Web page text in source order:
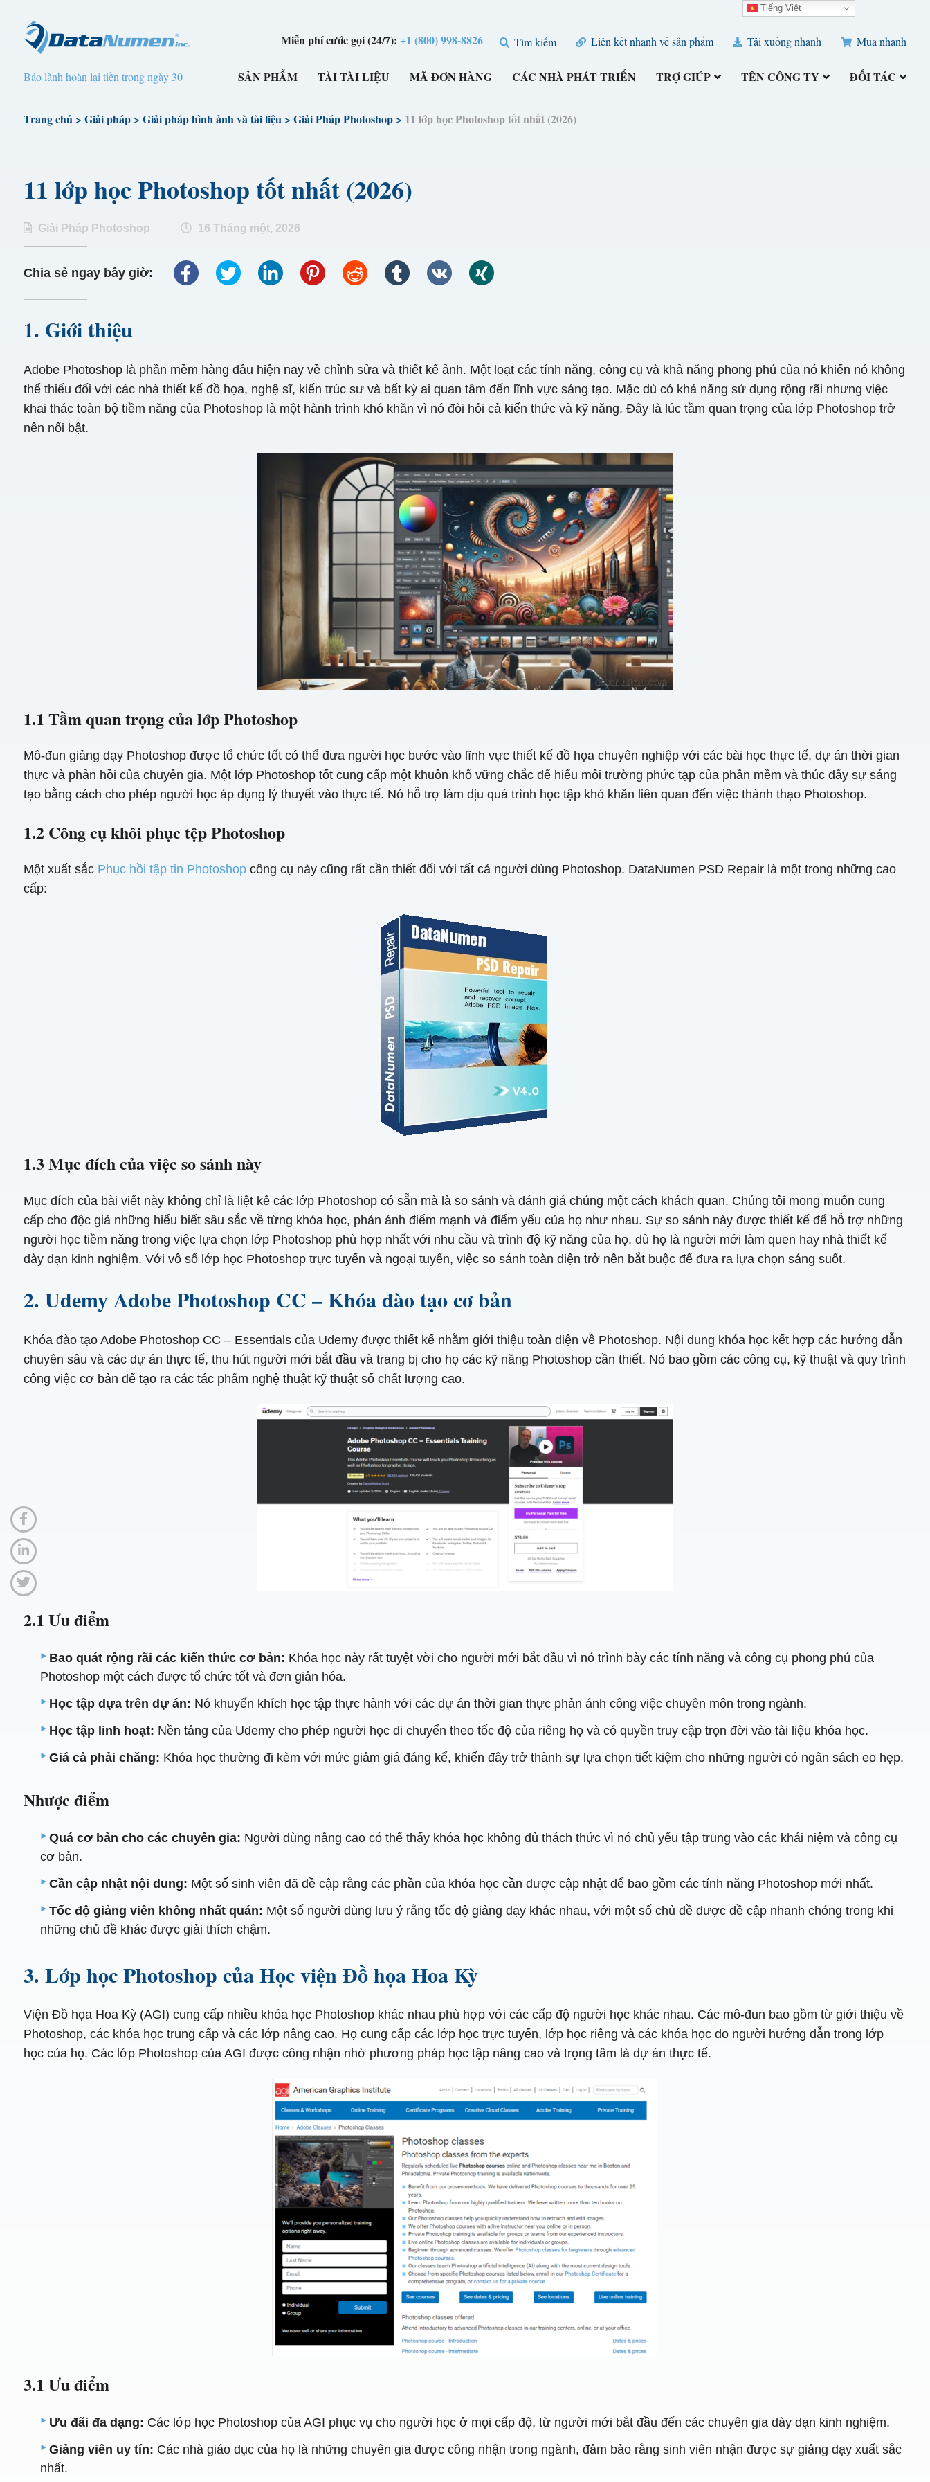
Miễn phí cước gọi (24/7):+1 (800) 998-8826 Tìm kiếm Liên kết nhanh về sản phẩm Tải xuống nhanh Mua nhanh
Bảo lãnh hoàn lại tiền trong ngày 30 SẢN PHẨM TẢI TÀI LIỆU MÃ ĐƠN HÀNG CÁC NHÀ PHÁT TRIỂN TRỢ GIÚP TÊN CÔNG TY ĐỐI TÁC
Trang chủ> Giải pháp> Giải pháp hình ảnh và tài liệu> Giải Pháp Photoshop> 11 lớp học Photoshop tốt nhất (2026)
11 lớp học Photoshop tốt nhất (2026)
Giải Pháp Photoshop 16 Tháng một, 2026
Chia sẻ ngay bây giờ:
1. Giới thiệu
Adobe Photoshop là phần mềm hàng đầu hiện nay về chỉnh sửa và thiết kế ảnh. Một loạt các tính năng, công cụ và khả năng phong phú của nó khiến nó không
thể thiếu đối với các nhà thiết kế đồ họa, nghệ sĩ, kiến ​​trúc sư và bất kỳ ai quan tâm đến lĩnh vực sáng tạo. Mặc dù có khả năng sử dụng rộng rãi nhưng việc
khai thác toàn bộ tiềm năng của Photoshop là một hành trình khó khăn vì nó đòi hỏi cả kiến ​​thức và kỹ năng. Đây là lúc tầm quan trọng của lớp Photoshop trở
nên nổi bật.
1.1 Tầm quan trọng của lớp Photoshop
Mô-đun giảng dạy Photoshop được tổ chức tốt có thể đưa người học bước vào lĩnh vực thiết kế đồ họa chuyên nghiệp với các bài học thực tế, dự án thời gian
thực và phản hồi của chuyên gia. Một lớp Photoshop tốt cung cấp một khuôn khổ vững chắc để hiểu môi trường phức tạp của phần mềm và thúc đẩy sự sáng
tạo bằng cách cho phép người học áp dụng lý thuyết vào thực tế. Nó hỗ trợ làm dịu quá trình học tập khó khăn liên quan đến việc thành thạo Photoshop.
1.2 Công cụ khôi phục tệp Photoshop
Một xuất sắc Phục hồi tập tin Photoshopcông cụ này cũng rất cần thiết đối với tất cả người dùng Photoshop. DataNumen PSD Repair là một trong những cao
cấp:
1.3 Mục đích của việc so sánh này
Mục đích của bài viết này không chỉ là liệt kê các lớp Photoshop có sẵn mà là so sánh và đánh giá chúng một cách khách quan. Chúng tôi mong muốn cung
cấp cho độc giả những hiểu biết sâu sắc về từng khóa học, phản ánh điểm mạnh và điểm yếu của họ như nhau. Sự so sánh này được thiết kế để hỗ trợ những
người học tiềm năng trong việc lựa chọn lớp Photoshop phù hợp nhất với nhu cầu và trình độ kỹ năng của họ, dù họ là người mới làm quen hay nhà thiết kế
dày dạn kinh nghiệm. Với vô số lớp học Photoshop trực tuyến và ngoại tuyến, việc so sánh toàn diện trở nên bắt buộc để đưa ra lựa chọn sáng suốt.
2. Udemy Adobe Photoshop CC – Khóa đào tạo cơ bản
Khóa đào tạo Adobe Photoshop CC – Essentials của Udemy được thiết kế nhằm giới thiệu toàn diện về Photoshop. Nội dung khóa học kết hợp các hướng dẫn
chuyên sâu và các dự án thực tế, thu hút người mới bắt đầu và trang bị cho họ các kỹ năng Photoshop cần thiết. Nó bao gồm các công cụ, kỹ thuật và quy trình
công việc cơ bản để tạo ra các tác phẩm nghệ thuật kỹ thuật số chất lượng cao.
2.1 Ưu điểm
Bao quát rộng rãi các kiến ​​thức cơ bản: Khóa học này rất tuyệt vời cho người mới bắt đầu vì nó trình bày các tính năng và công cụ phong phú của
Photoshop một cách được tổ chức tốt và đơn giản hóa.
Học tập dựa trên dự án: Nó khuyến khích học tập thực hành với các dự án thời gian thực phản ánh công việc chuyên môn trong ngành.
Học tập linh hoạt: Nền tảng của Udemy cho phép người học di chuyển theo tốc độ của riêng họ và có quyền truy cập trọn đời vào tài liệu khóa học.
Giá cả phải chăng: Khóa học thường đi kèm với mức giảm giá đáng kể, khiến đây trở thành sự lựa chọn tiết kiệm cho những người có ngân sách eo hẹp.
Nhược điểm
Quá cơ bản cho các chuyên gia: Người dùng nâng cao có thể thấy khóa học không đủ thách thức vì nó chủ yếu tập trung vào các khái niệm và công cụ
cơ bản.
Cần cập nhật nội dung: Một số sinh viên đã đề cập rằng các phần của khóa học cần được cập nhật để bao gồm các tính năng Photoshop mới nhất.
Tốc độ giảng viên không nhất quán: Một số người dùng lưu ý rằng tốc độ giảng dạy khác nhau, với một số chủ đề được đề cập nhanh chóng trong khi
những chủ đề khác được giải thích chậm.
3. Lớp học Photoshop của Học viện Đồ họa Hoa Kỳ
Viện Đồ họa Hoa Kỳ (AGI) cung cấp nhiều khóa học Photoshop khác nhau phù hợp với các cấp độ người học khác nhau. Các mô-đun bao gồm từ giới thiệu về
Photoshop, các khóa học trung cấp và các lớp nâng cao. Họ cung cấp các lớp học trực tuyến, lớp học riêng và các khóa học do người hướng dẫn trong lớp
học của họ. Các lớp Photoshop của AGI được công nhận nhờ phương pháp học tập nâng cao và trọng tâm là dự án thực tế.
3.1 Ưu điểm
Ưu đãi đa dạng: Các lớp học Photoshop của AGI phục vụ cho người học ở mọi cấp độ, từ người mới bắt đầu đến các chuyên gia dày dạn kinh nghiệm.
Giảng viên uy tín: Các nhà giáo dục của họ là những chuyên gia được công nhận trong ngành, đảm bảo rằng sinh viên nhận được sự giảng dạy xuất sắc
nhất.
Tiếng Việt